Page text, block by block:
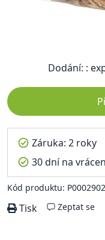
Dodání: :
Záruka: 2 roky
30 dní na
Kód produktu:
Tisk Zeptat se